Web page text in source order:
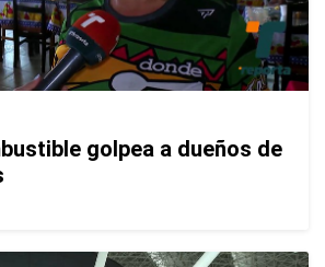
golpea a dueños de